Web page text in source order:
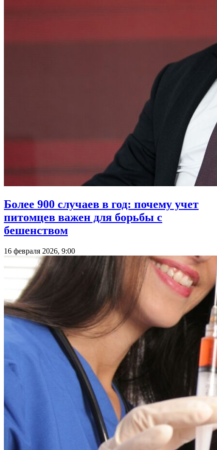
Более 900 случаев в год: почему учет
питомцев важен для борьбы с
бешенством
16 февраля 2026, 9:00